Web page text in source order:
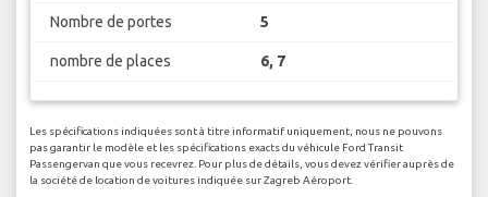
Nombre de portes 5
nombre de places 6, 7
Les spécifications indiquées sont à titre informatif uniquement, nous ne pouvons
pas garantir le modèle et les spécifications exacts du véhicule Ford Transit
Passengervan que vous recevrez. Pour plus de détails, vous devez vérifier auprès de
la société de location de voitures indiquée sur Zagreb Aéroport.